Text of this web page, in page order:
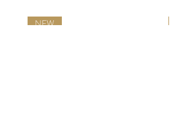
NEW